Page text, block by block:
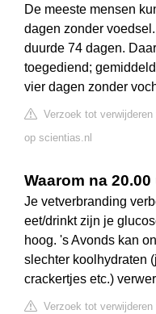
De meeste mensen
dagen zonder
duurde 74 dagen.
toegediend;
vier dagen zonder
Verzoek tot verwijderen
op scientias.nl
Waarom na
Je vetverbranding
eet/drinkt zijn je
hoog. 's Avonds kan
slechter koolhydraten
crackertjes etc.)
Verzoek tot verwijderen